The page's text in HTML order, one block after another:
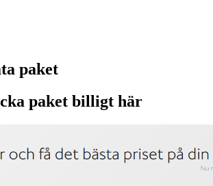
paket
paket billigt här